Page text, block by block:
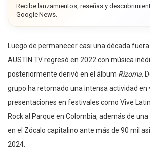
Recibe lanzamientos, reseñas y
Google News.
Luego de permanecer casi una década
AUSTIN TV regresó en 2022 con música
posteriormente derivó en el álbum Rizoma .
grupo ha retomado una intensa actividad en
presentaciones en festivales como Vive
Rock al Parque en Colombia, además de
en el Zócalo capitalino ante más de 90 mil
2024.